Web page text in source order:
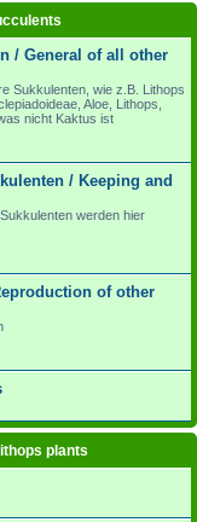
/ General of all other
Sukkulenten, wie z.B. Lithops
Aloe, Lithops,
nicht Kaktus ist
/ Keeping and
werden hier
of other
plants